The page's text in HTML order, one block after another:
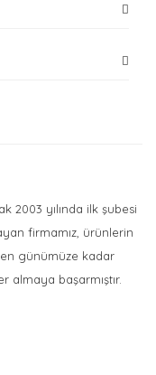
2003 yılında ilk şubesi
firmamız, ürünlerin
günümüze kadar
almaya başarmıştır.